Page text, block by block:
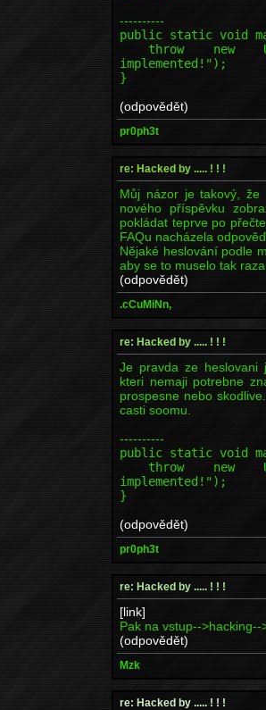
----------
public static void
throw new
implemented!");
}
(odpovědět)
pr0ph3t
re: Hacked by ..... ! ! !
Můj názor je takový,
nového příspěvku
pokládat teprve po
FAQu nacházela
Nějaké heslování podle
aby se to muselo tak
(odpovědět)
.cCuMiNn,
re: Hacked by ..... ! ! !
Je pravda ze heslovani
kteri nemaji potrebne
prospesne nebo
casti soomu.
----------
public static void
throw new
implemented!");
}
(odpovědět)
pr0ph3t
re: Hacked by ..... ! ! !
[link]
Pak na vstup--
(odpovědět)
Mzk
re: Hacked by ..... ! ! !